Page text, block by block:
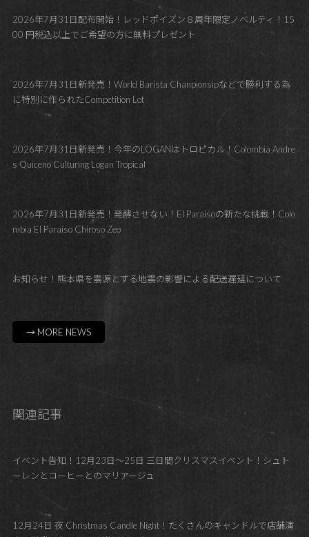
2026年7月31日配布開始！レッドポイズン８周年限定ノベルティ！15
00 円税込以上でご希望の方に無料プレゼント
2026年7月31日新発売！World Barista Chanpionsipなどで勝利する為
に特別に作られたCompetition Lot
2026年7月31日新発売！今年のLOGANはトロピカル！Colombia Andre
s Quiceno Culturing Logan Tropical
2026年7月31日新発売！発酵させない！El Paraísoの新たな挑戦！Colo
mbia El Paraíso Chiroso Zeo
お知らせ！熊本県を震源とする地震の影響による配送遅延について
→ MORE NEWS
関連記事
イベント告知！12月23日～25日 三日間クリスマスイベント！シュト
ーレンとコーヒーとのマリアージュ
12月24日 夜 Christmas Candle Night！たくさんのキャンドルで店舗演